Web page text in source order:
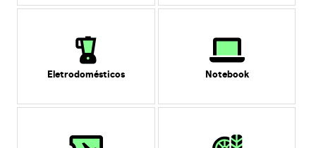
Eletrodomésticos Notebook